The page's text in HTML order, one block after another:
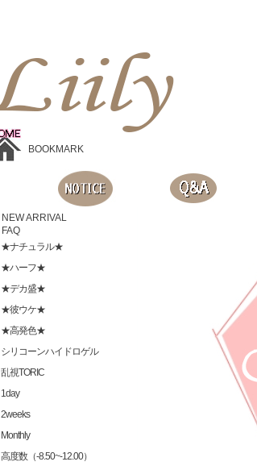
BOOKMARK
NEW ARRIVAL
FAQ
★ナチュラル★
★ハーフ★
★デカ盛★
★彼ウケ★
★高発色★
シリコーンハイドロゲル
乱視TORIC
1day
2weeks
Monthly
高度数（-8.50~-12.00）